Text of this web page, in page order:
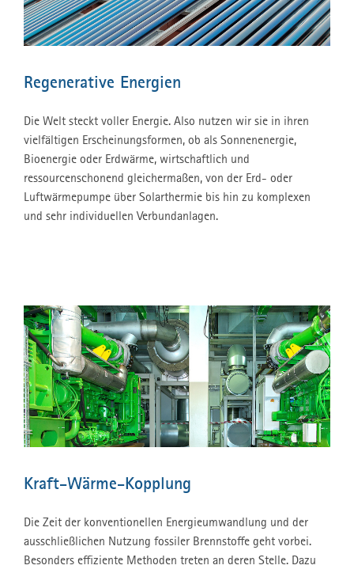
Regenerative Energien
Die Welt steckt voller Energie. Also nutzen wir sie in ihren
vielfältigen Erscheinungsformen, ob als Sonnenenergie,
Bioenergie oder Erdwärme, wirtschaftlich und
ressourcenschonend gleichermaßen, von der Erd- oder
Luftwärmepumpe über Solarthermie bis hin zu komplexen
und sehr individuellen Verbundanlagen.
Kraft-Wärme-Kopplung
Die Zeit der konventionellen Energieumwandlung und der
ausschließlichen Nutzung fossiler Brennstoffe geht vorbei.
Besonders effiziente Methoden treten an deren Stelle. Dazu